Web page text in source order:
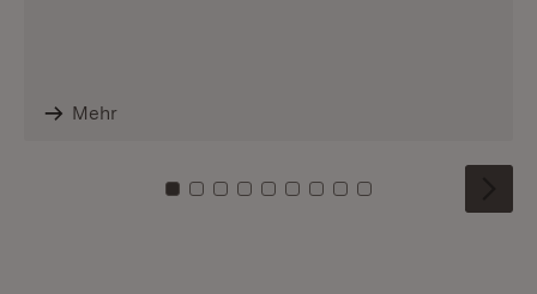
Mehr
Zu Kachel: 0
Zu Kachel: 1
Zu Kachel: 2
Zu Kachel: 3
Zu Kachel: 4
Zu Kachel: 5
Zu Kachel: 6
Zu Kachel: 7
Zu Kachel: 8